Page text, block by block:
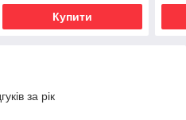
Купити
за рік